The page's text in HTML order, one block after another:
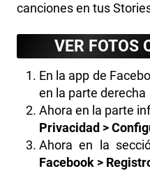
canciones en tus
VER FOTOS
En la app de
en la parte derecha
Ahora en la parte
Privacidad >
Ahora en la
Facebook >